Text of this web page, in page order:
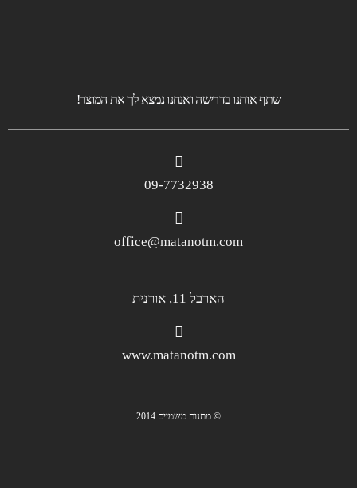
שתף אותנו בדרישה ואנחנו נמצא לך את המוצר!
09-7732938
office@matanotm.com
הארבל 11, אורנית
www.matanotm.com
© מתנות משמיים 2014